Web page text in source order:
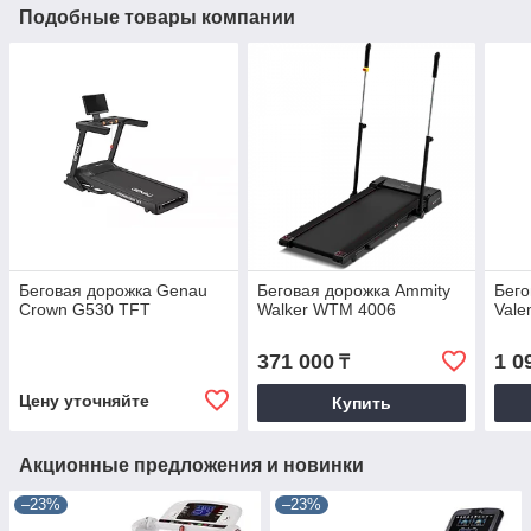
Подобные товары компании
Беговая дорожка Genau
Crown G530 TFT
Цену уточняйте
Беговая дорожка Ammity
Walker WTM 4006
371 000₸
Купить
1
Акционные предложения и новинки
–23% –23%